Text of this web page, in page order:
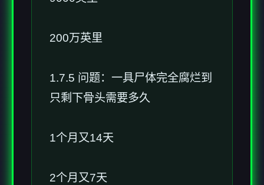
200万英里
1.7.5 问题：一具尸体完全腐烂到
只剩下骨头需要多久
1个月又14天
2个月又7天